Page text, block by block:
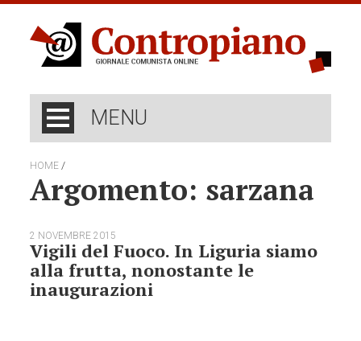
MENU
HOME /
Argomento: sarzana
2 NOVEMBRE 2015
Vigili del Fuoco. In Liguria siamo
alla frutta, nonostante le
inaugurazioni